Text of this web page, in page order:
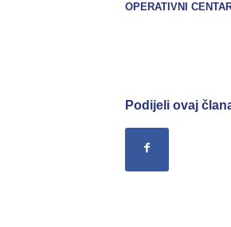
OPERATIVNI
Podijeli ovaj